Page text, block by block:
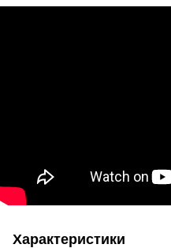
Характеристики